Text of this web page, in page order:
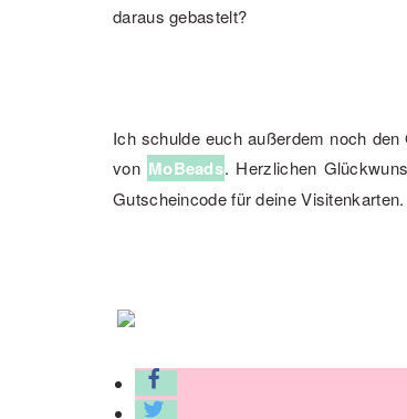
daraus gebastelt?
Ich schulde euch außerdem noch
von MoBeads. Herzlichen
Gutscheincode für deine